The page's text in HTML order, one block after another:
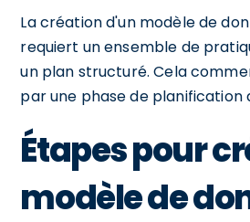
La création d'un modèle de
requiert un ensemble de
un plan structuré. Cela
par une phase de planification
Étapes pour
modèle de